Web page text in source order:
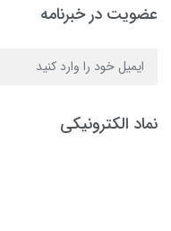
عضویت در خبرنامه
نماد الکترونیکی